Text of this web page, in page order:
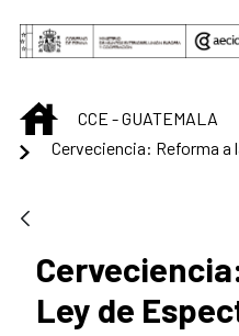
Saltar al contenido
INICIOCCE - GUATEMALA
Ley de